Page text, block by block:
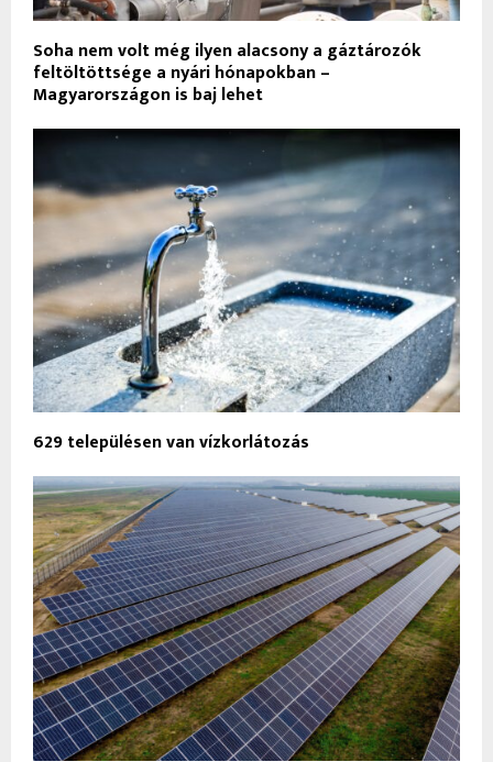
Soha nem volt még ilyen alacsony a gáztározók
feltöltöttsége a nyári hónapokban –
Magyarországon is baj lehet
629 településen van vízkorlátozás